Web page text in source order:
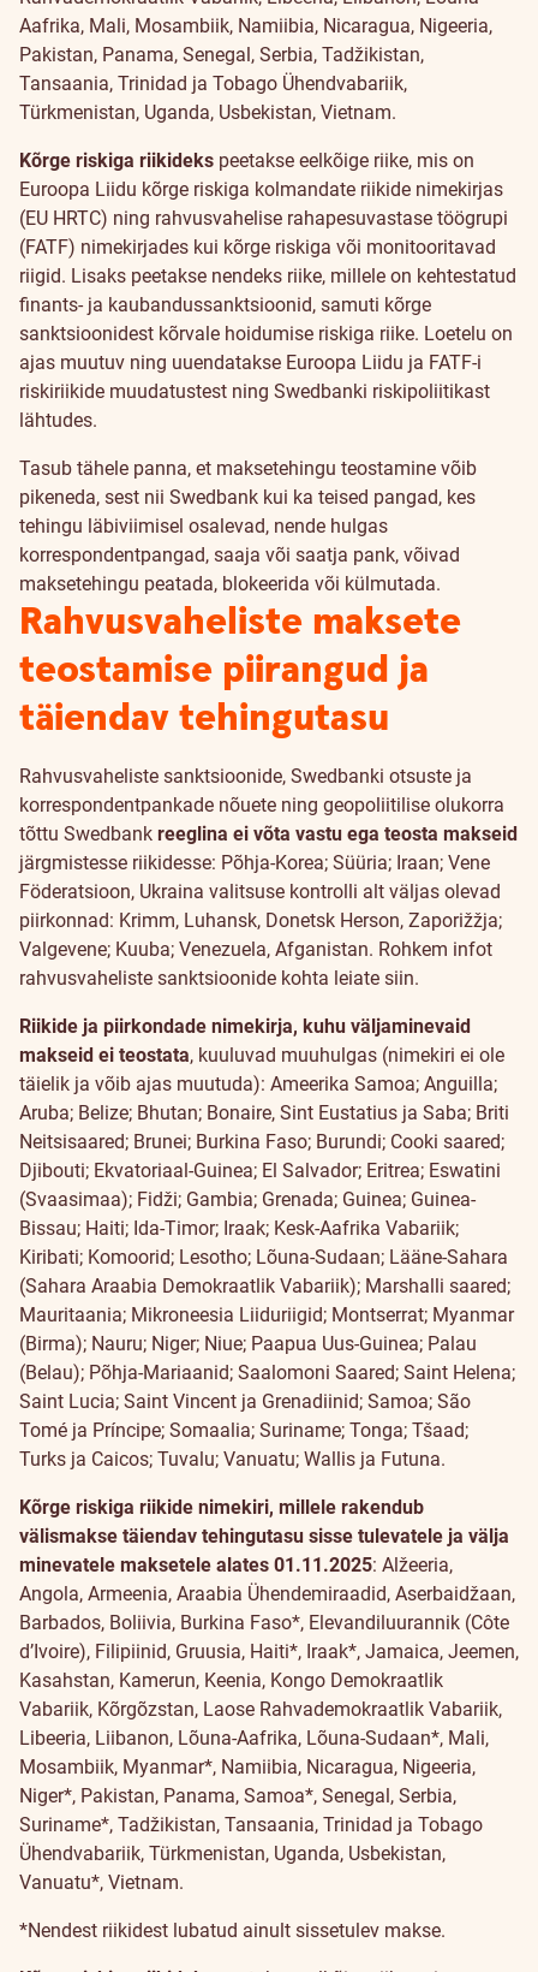
Aafrika, Mali, Mosambiik, Namiibia, Nicaragua, Nigeeria,
Pakistan, Panama, Senegal, Serbia, Tadžikistan,
Tansaania, Trinidad ja Tobago Ühendvabariik,
Türkmenistan, Uganda, Usbekistan, Vietnam.
Kõrge riskiga riikideks peetakse eelkõige riike, mis on
Euroopa Liidu kõrge riskiga kolmandate riikide nimekirjas
(EU HRTC) ning rahvusvahelise rahapesuvastase töögrupi
(FATF) nimekirjades kui kõrge riskiga või monitooritavad
riigid. Lisaks peetakse nendeks riike, millele on kehtestatud
finants- ja kaubandussanktsioonid, samuti kõrge
sanktsioonidest kõrvale hoidumise riskiga riike. Loetelu on
ajas muutuv ning uuendatakse Euroopa Liidu ja FATF-i
riskiriikide muudatustest ning Swedbanki riskipoliitikast
lähtudes.
Tasub tähele panna, et maksetehingu teostamine võib
pikeneda, sest nii Swedbank kui ka teised pangad, kes
tehingu läbiviimisel osalevad, nende hulgas
korrespondentpangad, saaja või saatja pank, võivad
maksetehingu peatada, blokeerida või külmutada.
Rahvusvaheliste maksete
teostamise piirangud ja
täiendav tehingutasu
Rahvusvaheliste sanktsioonide, Swedbanki otsuste ja
korrespondentpankade nõuete ning geopoliitilise olukorra
tõttu Swedbank reeglina ei võta vastu ega teosta makseid
järgmistesse riikidesse: Põhja-Korea; Süüria; Iraan; Vene
Föderatsioon, Ukraina valitsuse kontrolli alt väljas olevad
piirkonnad: Krimm, Luhansk, Donetsk Herson, Zaporižžja;
Valgevene; Kuuba; Venezuela, Afganistan. Rohkem infot
rahvusvaheliste sanktsioonide kohta leiate siin.
Riikide ja piirkondade nimekirja, kuhu väljaminevaid
makseid ei teostata, kuuluvad muuhulgas (nimekiri ei ole
täielik ja võib ajas muutuda): Ameerika Samoa; Anguilla;
Aruba; Belize; Bhutan; Bonaire, Sint Eustatius ja Saba; Briti
Neitsisaared; Brunei; Burkina Faso; Burundi; Cooki saared;
Djibouti; Ekvatoriaal-Guinea; El Salvador; Eritrea; Eswatini
(Svaasimaa); Fidži; Gambia; Grenada; Guinea; Guinea-
Bissau; Haiti; Ida-Timor; Iraak; Kesk-Aafrika Vabariik;
Kiribati; Komoorid; Lesotho; Lõuna-Sudaan; Lääne-Sahara
(Sahara Araabia Demokraatlik Vabariik); Marshalli saared;
Mauritaania; Mikroneesia Liiduriigid; Montserrat; Myanmar
(Birma); Nauru; Niger; Niue; Paapua Uus-Guinea; Palau
(Belau); Põhja-Mariaanid; Saalomoni Saared; Saint Helena;
Saint Lucia; Saint Vincent ja Grenadiinid; Samoa; São
Tomé ja Príncipe; Somaalia; Suriname; Tonga; Tšaad;
Turks ja Caicos; Tuvalu; Vanuatu; Wallis ja Futuna.
Kõrge riskiga riikide nimekiri, millele rakendub
välismakse täiendav tehingutasu sisse tulevatele ja välja
minevatele maksetele alates 01.11.2025: Alžeeria,
Angola, Armeenia, Araabia Ühendemiraadid, Aserbaidžaan,
Barbados, Boliivia, Burkina Faso*, Elevandiluurannik (Côte
d’Ivoire), Filipiinid, Gruusia, Haiti*, Iraak*, Jamaica, Jeemen,
Kasahstan, Kamerun, Keenia, Kongo Demokraatlik
Vabariik, Kõrgõzstan, Laose Rahvademokraatlik Vabariik,
Libeeria, Liibanon, Lõuna-Aafrika, Lõuna-Sudaan*, Mali,
Mosambiik, Myanmar*, Namiibia, Nicaragua, Nigeeria,
Niger*, Pakistan, Panama, Samoa*, Senegal, Serbia,
Suriname*, Tadžikistan, Tansaania, Trinidad ja Tobago
Ühendvabariik, Türkmenistan, Uganda, Usbekistan,
Vanuatu*, Vietnam.
*Nendest riikidest lubatud ainult sissetulev makse.